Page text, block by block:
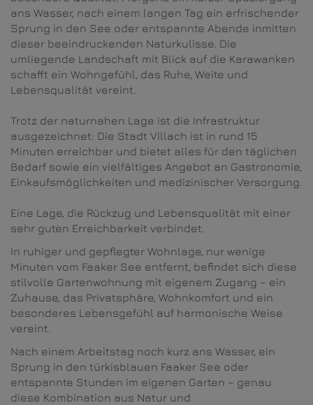
ans Wasser, nach einem langen Tag ein erfrischender
Sprung in den See oder entspannte Abende inmitten
dieser beeindruckenden Naturkulisse. Die
umliegende Landschaft mit Blick auf die Karawanken
schafft ein Wohngefühl, das Ruhe, Weite und
Lebensqualität vereint.
Trotz der naturnahen Lage ist die Infrastruktur
ausgezeichnet: Die Stadt Villach ist in rund 15
Minuten erreichbar und bietet alles für den täglichen
Bedarf sowie ein vielfältiges Angebot an Gastronomie,
Einkaufsmöglichkeiten und medizinischer Versorgung.
Eine Lage, die Rückzug und Lebensqualität mit einer
sehr guten Erreichbarkeit verbindet.
In ruhiger und gepflegter Wohnlage, nur wenige
Minuten vom Faaker See entfernt, befindet sich diese
stilvolle Gartenwohnung mit eigenem Zugang – ein
Zuhause, das Privatsphäre, Wohnkomfort und ein
besonderes Lebensgefühl auf harmonische Weise
vereint.
Nach einem Arbeitstag noch kurz ans Wasser, ein
Sprung in den türkisblauen Faaker See oder
entspannte Stunden im eigenen Garten – genau
diese Kombination aus Natur und